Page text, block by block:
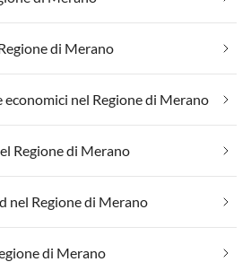
di Merano
nel Regione di Merano
Regione di Merano
nel Regione di Merano
di Merano